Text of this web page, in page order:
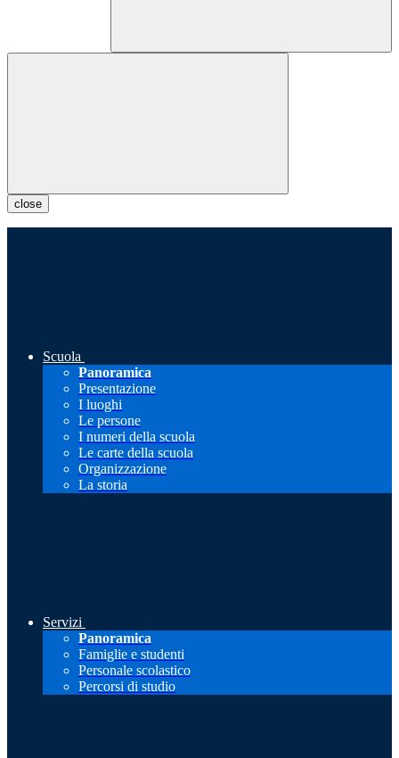
close
Scuola
Panoramica
Presentazione
I luoghi
Le persone
I numeri della scuola
Le carte della scuola
Organizzazione
La storia
Servizi
Panoramica
Famiglie e studenti
Personale scolastico
Percorsi di studio